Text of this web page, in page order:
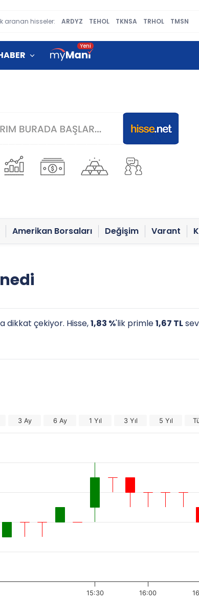
aranan hisseler: ARDYZ TEHOL TKNSA TRHOL TMSN
Amerikan Borsaları Değişim Varant
dikkat çekiyor. Hisse,1,83 %'lik primle1,67 TL
3 Ay 6 Ay 1 Yıl 3 Yıl 5 Yıl
15:30 16:00